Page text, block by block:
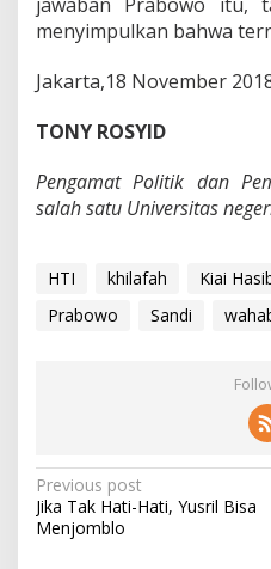
menyimpulkan bahwa
Jakarta,18 November
TONY ROSYID
Pengamat Politik dan
salah satu Universitas
HTI khilafah Kiai
Prabowo
Sandi
P
o
Previous post
Jika Tak Hati-Hati, Yusril Bisa
Menjomblo